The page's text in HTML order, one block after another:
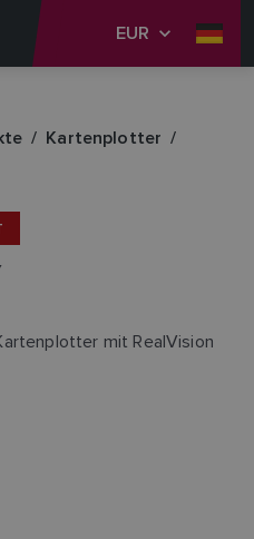
EUR
Kartenplotter
mit RealVision